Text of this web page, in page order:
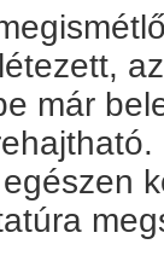
már